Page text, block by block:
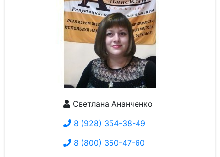
Светлана Ананченко
8 (928) 354-38-49
8 (800) 350-47-60